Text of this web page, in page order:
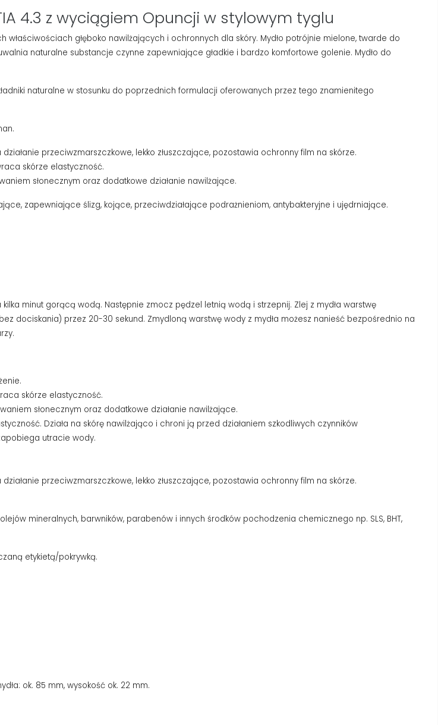
4.3 z wyciągiem Opuncji w stylowym tyglu
głęboko nawilżających i ochronnych dla skóry. Mydło potrójnie mielone, twarde do
naturalne substancje czynne zapewniające gładkie i bardzo komfortowe golenie. Mydło do
naturalne w stosunku do poprzednich formulacji oferowanych przez tego znamienitego
przeciwzmarszczkowe, lekko złuszczające, pozostawia ochronny film na skórze.
skórze elastyczność.
słonecznym oraz dodatkowe działanie nawilżające.
zapewniające ślizg, kojące, przeciwdziałające podrażnieniom, antybakteryjne i ujędrniające.
minut gorącą wodą. Następnie zmocz pędzel letnią wodą i strzepnij. Zlej z mydła warstwę
dociskania) przez 20-30 sekund. Zmydloną warstwę wody z mydła możesz nanieść bezpośrednio na
skórze elastyczność.
słonecznym oraz dodatkowe działanie nawilżające.
Działa na skórę nawilżająco i chroni ją przed działaniem szkodliwych czynników
utracie wody.
przeciwzmarszczkowe, lekko złuszczające, pozostawia ochronny film na skórze.
mineralnych, barwników, parabenów i innych środków pochodzenia chemicznego np. SLS, BHT,
etykietą/pokrywką.
ok. 85 mm, wysokość ok. 22 mm.